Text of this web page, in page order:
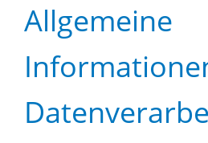
Allgemeine